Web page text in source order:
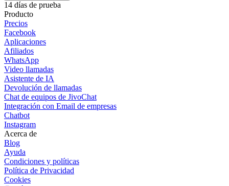
14 días de prueba
Producto
Precios
Facebook
Aplicaciones
Afiliados
WhatsApp
Video llamadas
Asistente de IA
Devolución de llamadas
Chat de equipos de JivoChat
Integración con Email de empresas
Chatbot
Instagram
Acerca de
Blog
Ayuda
Condiciones y políticas
Política de Privacidad
Cookies